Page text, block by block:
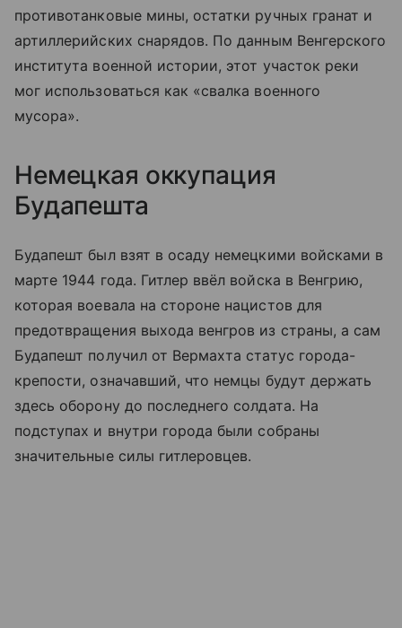
противотанковые мины, остатки ручных гранат и
артиллерийских снарядов. По данным Венгерского
института военной истории, этот участок реки
мог использоваться как «свалка военного
мусора».
Немецкая оккупация
Будапешта
Будапешт был взят в осаду немецкими войсками в
марте 1944 года. Гитлер ввёл войска в Венгрию,
которая воевала на стороне нацистов для
предотвращения выхода венгров из страны, а сам
Будапешт получил от Вермахта статус города-
крепости, означавший, что немцы будут держать
здесь оборону до последнего солдата. На
подступах и внутри города были собраны
значительные силы гитлеровцев.